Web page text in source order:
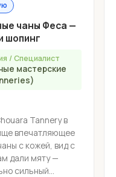
чаны Феса —
шопинг
/ Специалист
мастерские
Tannery в
впечатляющее
с кожей, вид с
дали мяту —
сильный...